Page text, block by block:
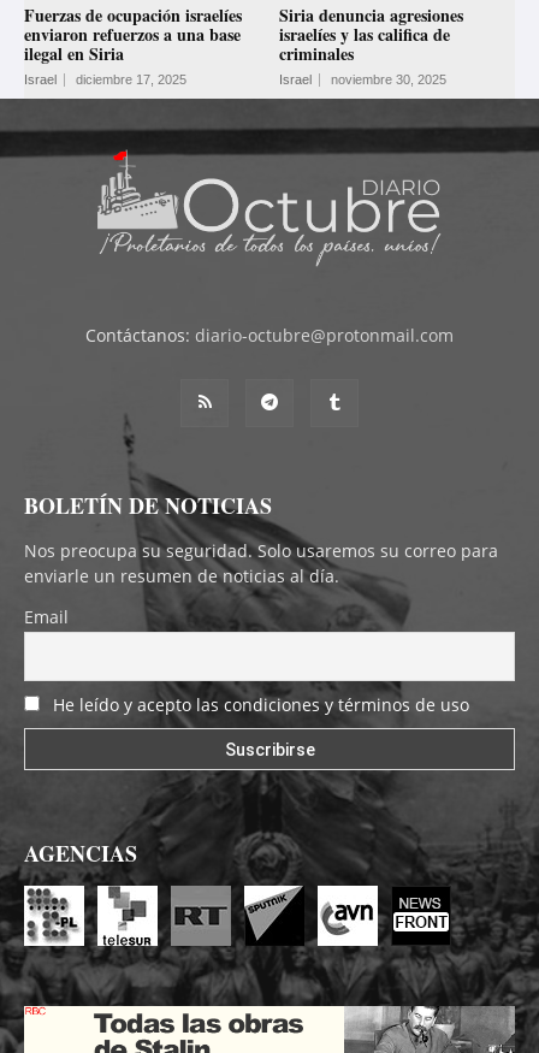
Fuerzas de ocupación israelíes
enviaron refuerzos a una base
ilegal en Siria
Israel diciembre 17, 2025
Siria denuncia agresiones
israelíes y las califica de
criminales
Israel noviembre 30, 2025
Contáctanos: diario-octubre@protonmail.com
BOLETÍN DE NOTICIAS
Nos preocupa su seguridad. Solo usaremos su correo para
enviarle un resumen de noticias al día.
Email
He leído y acepto las condiciones y términos de uso
AGENCIAS